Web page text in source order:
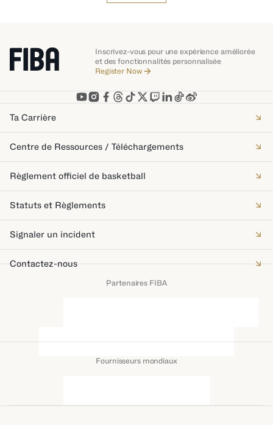
Inscrivez-vous pour une expérience améliorée
et des fonctionnalités personnalisée
Register Now
Ta Carrière
Centre de Ressources / Téléchargements
Règlement officiel de basketball
Statuts et Règlements
Signaler un incident
Contactez-nous
Partenaires FIBA
Fournisseurs mondiaux